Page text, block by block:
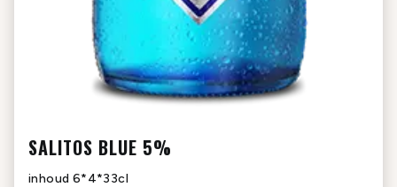
SALITOS BLUE 5%
inhoud 6*4*33cl